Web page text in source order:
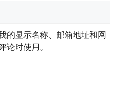
的显示名称、邮箱地址和网
论时使用。